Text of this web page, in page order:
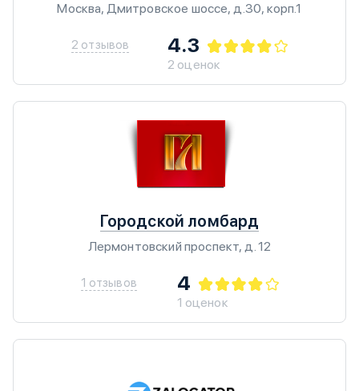
Москва, Дмитровское шоссе, д.30, корп.1
2 отзывов 4.3
2 оценок
Городской ломбард
Лермонтовский проспект, д. 12
1 отзывов 4
1 оценок